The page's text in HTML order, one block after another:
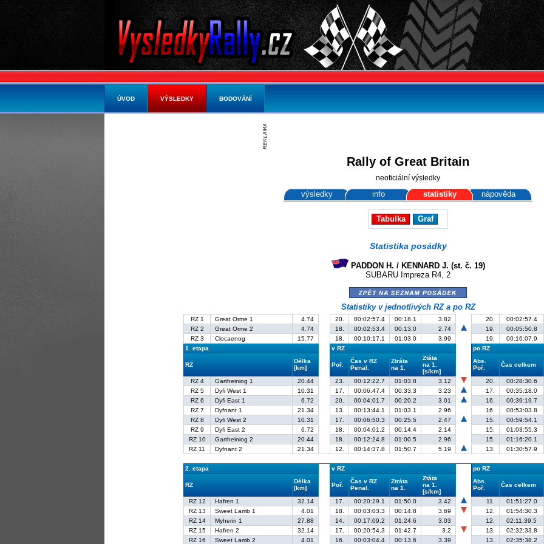
Rally of Great Britain
neoficiální výsledky
výsledky info statistiky nápověda
Tabulka Graf
Statistika posádky
PADDON H. / KENNARD J. (st. č. 19)
SUBARU Impreza R4, 2
zpět na seznam posádek
Statistiky v jednotlivých RZ a po RZ
RZ 1 Great Orme 1 4.74 20. 00:02:57.4 00:18.1 3.82 20.
00:02:57.4
RZ 2
Great Orme 2 4.74 18. 00:02:53.4 00:13.0 2.74 19.
00:05:50.8
RZ 3
Clocaenog 15.77 18. 00:10:17.1 01:03.0 3.99 19.
00:16:07.9
1. etapa
v RZ po RZ
RZ
Délka
[km]
Poř.
Čas v RZ
Penal.
Ztráta
na 1.
Ztáta
na 1.
[s/km]
Abs.
Poř.
Čas celkem
RZ 4 Gartheiniog 1 20.44 23. 00:12:22.7 01:03.8 3.12 20.
00:28:30.6
RZ 5
Dyfi West 1 10.31 17. 00:06:47.4 00:33.3 3.23 17.
00:35:18.0
RZ 6
Dyfi East 1 6.72 20. 00:04:01.7 00:20.2 3.01 16.
00:39:19.7
RZ 7
Dyfnant 1 21.34 13. 00:13:44.1 01:03.1 2.96 16.
00:53:03.8
RZ 8
Dyfi West 2 10.31 17. 00:06:50.3 00:25.5 2.47 15.
00:59:54.1
RZ 9
Dyfi East 2 6.72 18. 00:04:01.2 00:14.4 2.14 15.
01:03:55.3
RZ 10
Gartheiniog 2 20.44 18. 00:12:24.8 01:00.5 2.96 15.
01:16:20.1
RZ 11
Dyfnant 2 21.34 12. 00:14:37.8 01:50.7 5.19 13. 01:30:57.9
2. etapa v RZ po RZ
RZ
Délka
[km]
Poř.
Čas v RZ
Penal.
Ztráta
na 1.
Ztáta
na 1.
[s/km]
Abs.
Poř.
Čas celkem
RZ 12 Hafren 1 32.14 17. 00:20:29.1 01:50.0 3.42 11.
01:51:27.0
RZ 13
Sweet Lamb 1 4.01 18. 00:03:03.3 00:14.8 3.69 12.
01:54:30.3
RZ 14
Myherin 1 27.88 14. 00:17:09.2 01:24.6 3.03 12.
02:11:39.5
RZ 15
Hafren 2 32.14 17. 00:20:54.3 01:42.7 3.2 13.
02:32:33.8
RZ 16
Sweet Lamb 2 4.01 16. 00:03:04.4 00:13.6 3.39 13. 02:35:38.2
ÚVOD VÝSLEDKY BODOVÁNÍ